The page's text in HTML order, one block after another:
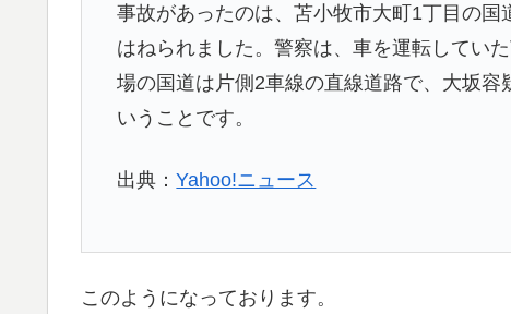
事故があったのは、苫小牧市大町1丁目の
はねられました。警察は、車を運転してい
場の国道は片側2車線の直線道路で、大坂
いうことです。
出典：Yahoo!ニュース
このようになっております。